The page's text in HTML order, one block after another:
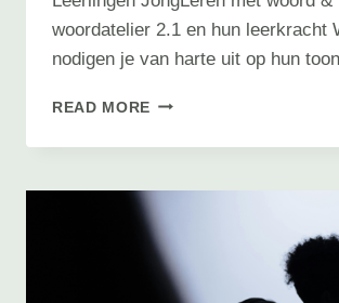
woordatelier 2.1 en hun leerkracht
nodigen je van harte uit op hun
READ MORE TOONMOMENT
MET
&
WOORDATELIER